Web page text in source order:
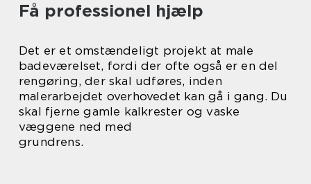
Få professionel hjælp
Det er et omstændeligt projekt at male
badeværelset, fordi der ofte også er en del
rengøring, der skal udføres, inden
malerarbejdet overhovedet kan gå i gang. Du
skal fjerne gamle kalkrester og vaske
væggene ned med
grundrens.